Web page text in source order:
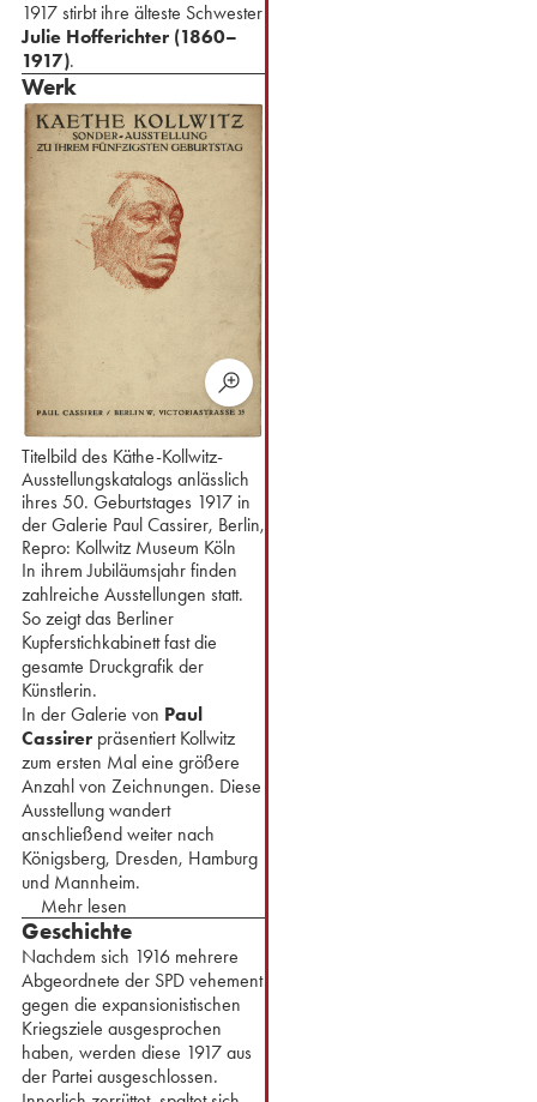
1917 stirbt ihre älteste Schwester
Julie Hofferichter (1860–
1917).
Werk
Titelbild des Käthe-Kollwitz-
Ausstellungskatalogs anlässlich
ihres 50. Geburtstages 1917 in
der Galerie Paul Cassirer, Berlin,
Repro: Kollwitz Museum Köln
In ihrem Jubiläumsjahr finden
zahlreiche Ausstellungen statt.
So zeigt das Berliner
Kupferstichkabinett fast die
gesamte Druckgrafik der
Künstlerin.
⁢In der Galerie von Paul
Cassirer präsentiert Kollwitz
zum ersten Mal eine größere
Anzahl von Zeichnungen. Diese
Ausstellung wandert
anschließend weiter nach
Königsberg, Dresden, Hamburg
und Mannheim.
Mehr lesen
Geschichte
Nachdem sich 1916 mehrere
Abgeordnete der SPD vehement
gegen die expansionistischen
Kriegsziele ausgesprochen
haben, werden diese 1917 aus
der Partei ausgeschlossen.